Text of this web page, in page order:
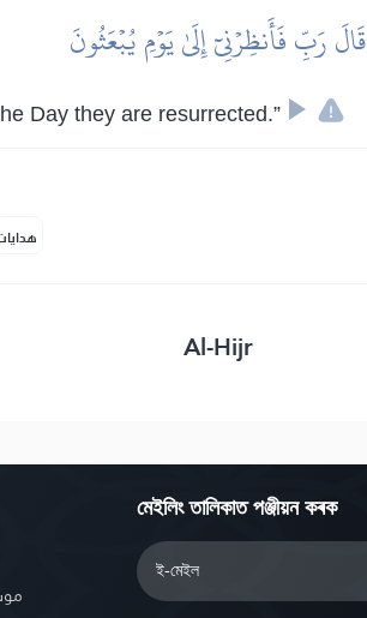
قَالَ رَبِّ فَأَنظِرۡنِيٓ إِلَىٰ يَوۡمِ يُبۡعَثُونَ
Day they are resurrected.”
Al-Hijr
মেইলিং তালিকাত পঞ্জীয়ন কৰক